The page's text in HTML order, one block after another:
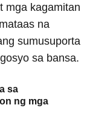
mga kagamitan
na
sumusuporta
sa bansa.
sa
ng mga